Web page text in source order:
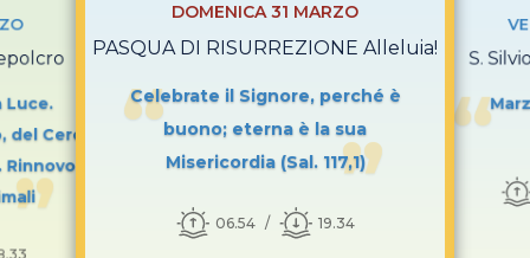
Luce.
del Cero
Rinnovo
DOMENICA 31 MARZO
PASQUA DI RISURREZIONE Alleluia!
Celebrate il Signore, perché è
buono; eterna è la sua
Misericordia (Sal. 117,1)
06.54 19.34
S.